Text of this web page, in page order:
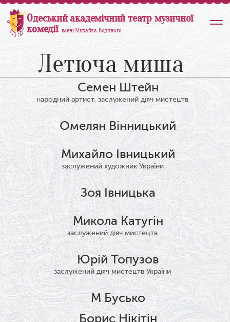
Одеський академічний театр музичної
комедії імені Михайла Водяного
Летюча миша
Семен Штейн
народний артист, заслужений діяч мистецтв
Омелян Вінницький
Михайло Івницький
заслужений художник України
Зоя Івницька
Микола Катугін
заслужений діяч мистецтв
Юрій Топузов
заслужений діяч мистецтв України
М Бусько
Борис Нікітін